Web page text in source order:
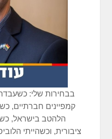
בבחירות שלי:
קמפיינים חברתיים,
הלהטב בישראל,
ציבורית, וכשהייתי